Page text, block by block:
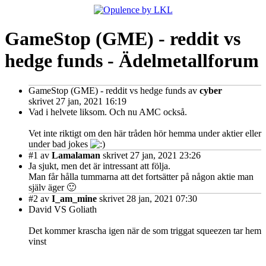
GameStop (GME) - reddit vs
hedge funds - Ädelmetallforum
GameStop (GME) - reddit vs hedge funds av cyber
skrivet 27 jan, 2021 16:19
Vad i helvete liksom. Och nu AMC också.
Vet inte riktigt om den här tråden hör hemma under aktier eller
under bad jokes
#1 av Lamalaman skrivet 27 jan, 2021 23:26
Ja sjukt, men det är intressant att följa.
Man får hålla tummarna att det fortsätter på någon aktie man
själv äger 🙂
#2 av I_am_mine skrivet 28 jan, 2021 07:30
David VS Goliath
Det kommer krascha igen när de som triggat squeezen tar hem
vinst